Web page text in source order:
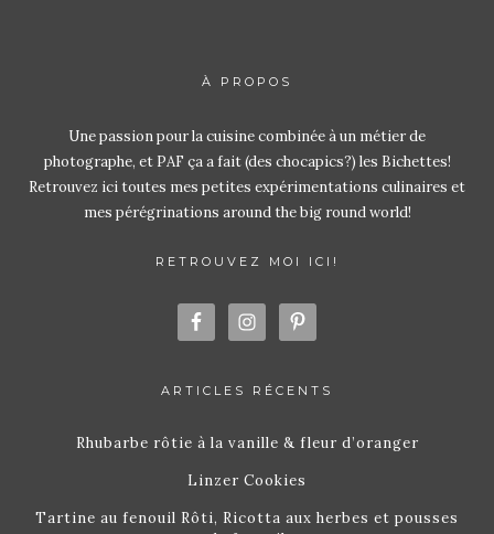
À PROPOS
Une passion pour la cuisine combinée à un métier de
photographe, et PAF ça a fait (des chocapics?) les Bichettes!
Retrouvez ici toutes mes petites expérimentations culinaires et
mes pérégrinations around the big round world!
RETROUVEZ MOI ICI!
ARTICLES RÉCENTS
Rhubarbe rôtie à la vanille & fleur d’oranger
Linzer Cookies
Tartine au fenouil Rôti, Ricotta aux herbes et pousses